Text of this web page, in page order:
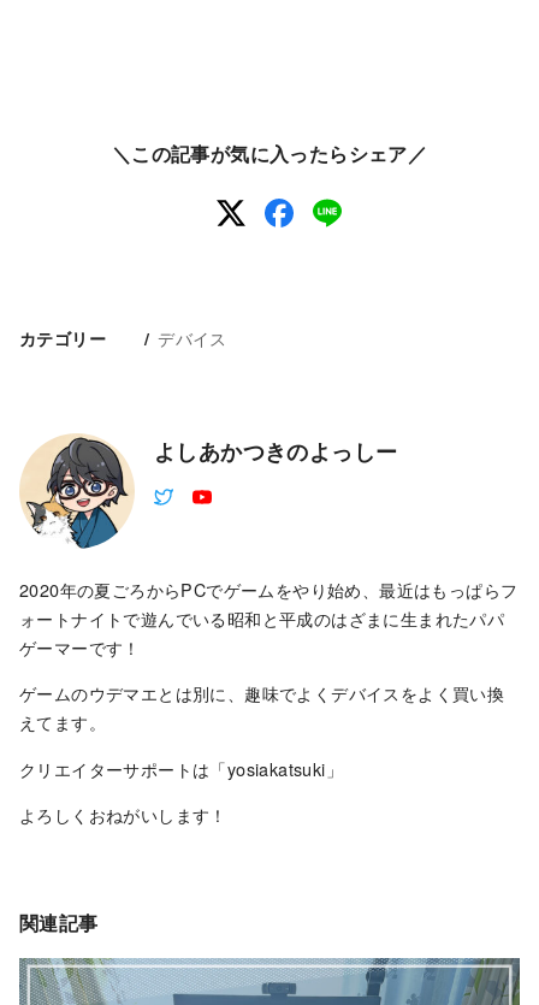
＼この記事が気に入ったらシェア／
カテゴリー デバイス
よしあかつきのよっしー
2020年の夏ごろからPCでゲームをやり始め、最近はもっぱらフ
ォートナイトで遊んでいる昭和と平成のはざまに生まれたパパ
ゲーマーです！
ゲームのウデマエとは別に、趣味でよくデバイスをよく買い換
えてます。
クリエイターサポートは「yosiakatsuki」
よろしくおねがいします！
関連記事